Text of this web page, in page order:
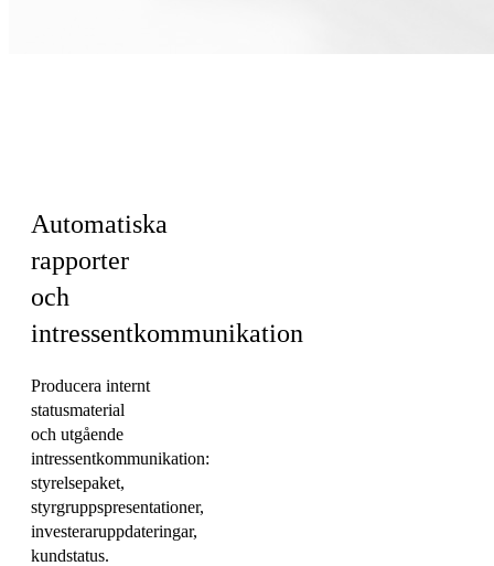
Automatiska
rapporter
och
intressentkommunikation
Producera internt
statusmaterial
och utgående
intressentkommunikation:
styrelsepaket,
styrgruppspresentationer,
investeraruppdateringar,
kundstatus.